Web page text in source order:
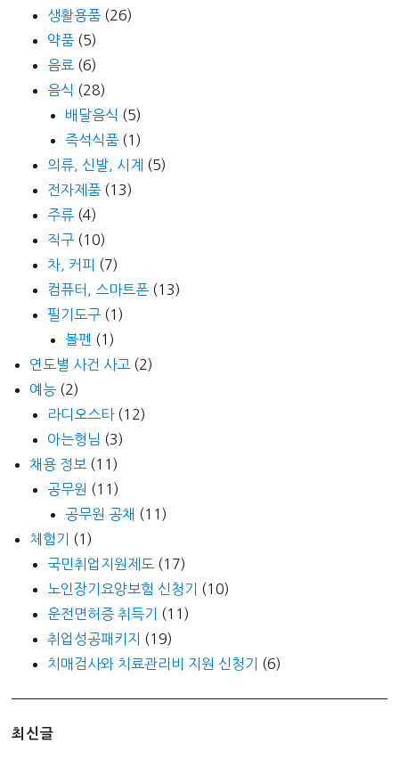
생활용품 (26)
약품 (5)
음료 (6)
음식 (28)
배달음식 (5)
즉석식품 (1)
의류, 신발, 시계 (5)
전자제품 (13)
주류 (4)
직구 (10)
차, 커피 (7)
컴퓨터, 스마트폰 (13)
필기도구 (1)
볼펜 (1)
연도별 사건 사고 (2)
예능 (2)
라디오스타(12)
아는형님 (3)
채용 정보 (11)
공무원 (11)
공무원 공채 (11)
체험기
(1)
국민취업지원제도 (17)
노인장기요양보험 신청기
(10)
운전면허증 취득기
(11)
취업성공패키지
(19)
치매검사와 치료관리비 지원 신청기
(6)
최신글